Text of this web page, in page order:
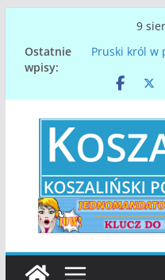
treści
9
Ostatnie
wpisy:
Pruski król w
Koszalina na
Denar spod
moneta
Gdy orły
dawnej
Zmarł
Koszalina